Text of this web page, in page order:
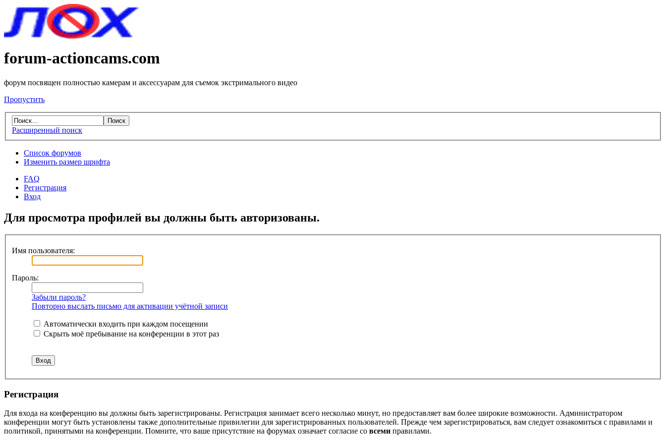
forum-actioncams.com
форум посвящен полностью камерам и аксессуарам для съемок экстримального видео
Пропустить
Расширенный поиск
Список форумов
Изменить размер шрифта
FAQ
Регистрация
Вход
Для просмотра профилей вы должны быть авторизованы.
Имя пользователя:
Пароль:
Забыли пароль?
Повторно выслать письмо для активации учётной записи
Автоматически входить при каждом посещении
Скрыть моё пребывание на конференции в этот раз
Регистрация
Для входа на конференцию вы должны быть зарегистрированы. Регистрация занимает всего несколько минут, но предоставляет вам более широкие возможности. Администратором
конференции могут быть установлены также дополнительные привилегии для зарегистрированных пользователей. Прежде чем зарегистрироваться, вам следует ознакомиться с правилами и
политикой, принятыми на конференции. Помните, что ваше присутствие на форумах означает согласие со всеми правилами.